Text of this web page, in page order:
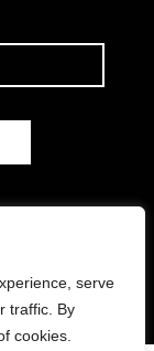
serve
traffic. By
cookies.